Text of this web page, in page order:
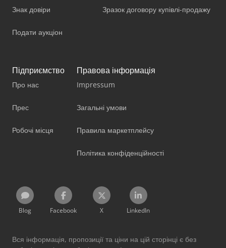
Знак довіри
Подати аукціон
Зразок договору купівлі-продажу
Підприємство
Про нас
Прес
Робочі місця
Правова інформація
Impressum
Загальні умови
Правила маркетплейсу
Політика конфіденційності
Blog Facebook X LinkedIn
Вся інформація, пропозиції та ціни на цій сторінці є без